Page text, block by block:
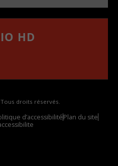
HD
droits réservés.
d’accessibilitéPlan du site